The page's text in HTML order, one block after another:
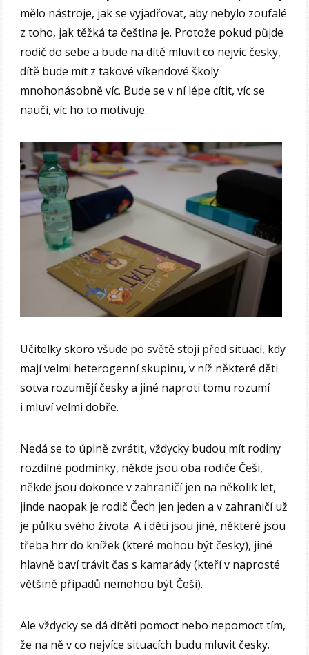
mělo nástroje, jak se vyjadřovat, aby nebylo zoufalé
z toho, jak těžká ta čeština je. Protože pokud půjde
rodič do sebe a bude na dítě mluvit co nejvíc česky,
dítě bude mít z takové víkendové školy
mnohonásobně víc. Bude se v ní lépe cítit, víc se
naučí, víc ho to motivuje.
Učitelky skoro všude po světě stojí před situací, kdy
mají velmi heterogenní skupinu, v níž některé děti
sotva rozumějí česky a jiné naproti tomu rozumí
i mluví velmi dobře.
Nedá se to úplně zvrátit, vždycky budou mít rodiny
rozdílné podmínky, někde jsou oba rodiče Češi,
někde jsou dokonce v zahraničí jen na několik let,
jinde naopak je rodič Čech jen jeden a v zahraničí už
je půlku svého života. A i děti jsou jiné, některé jsou
třeba hrr do knížek (které mohou být česky), jiné
hlavně baví trávit čas s kamarády (kteří v naprosté
většině případů nemohou být Češi).
Ale vždycky se dá dítěti pomoct nebo nepomoct tím,
že na ně v co nejvíce situacích budu mluvit česky.